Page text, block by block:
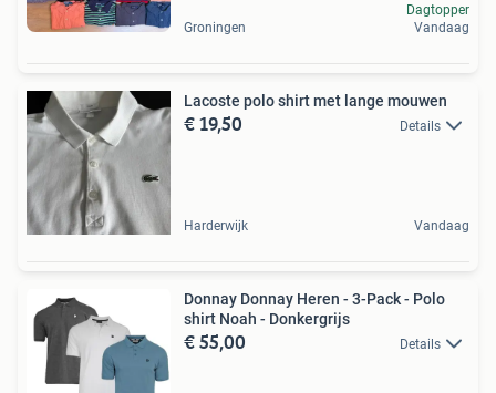
Groningen
Dagtopper
Vandaag
Lacoste polo shirt met lange mouwen
€ 19,50 Details
Harderwijk Vandaag
Donnay Donnay Heren - 3-Pack - Polo
shirt Noah - Donkergrijs
€ 55,00 Details